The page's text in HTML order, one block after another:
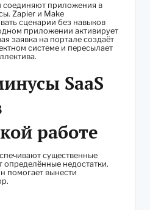
соединяют приложения в
Zapier и Make
сценарии без навыков
приложении активирует
заявка на портале создаёт
системе и пересылает
SaaS
работе
существенные
недостатки.
помогает вынести